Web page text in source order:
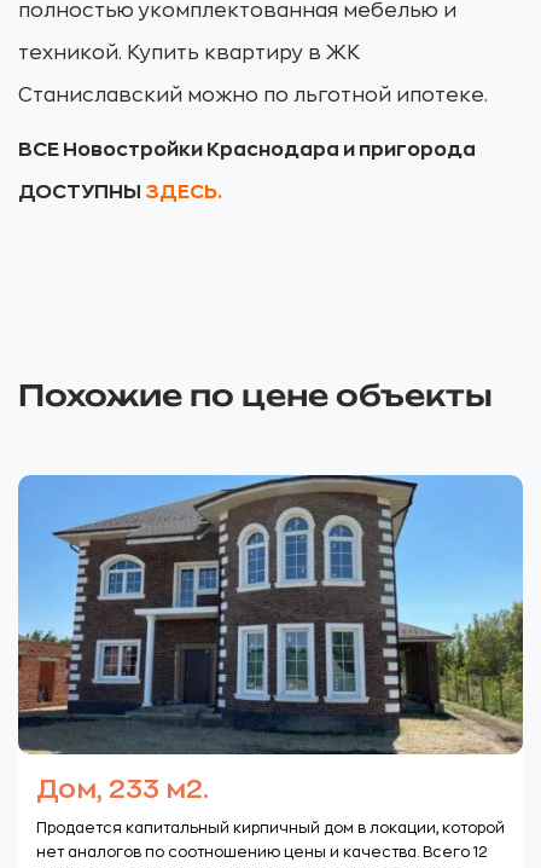
полностью укомплектованная мебелью и
техникой. Купить квартиру в ЖК
Станиславский можно по льготной ипотеке.
ВСЕ Новостройки Краснодара и пригорода
ДОСТУПНЫ ЗДЕСЬ.
Похожие по цене объекты
Дом, 233 м2.
Продается капитальный кирпичный дом в локации, которой
нет аналогов по соотношению цены и качества. Всего 12